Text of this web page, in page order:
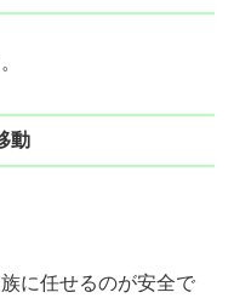
動
に任せるのが安全で